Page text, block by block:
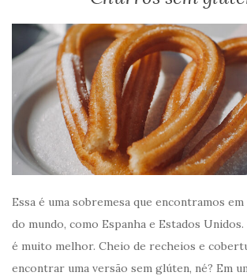
Essa é uma sobremesa que encontramos
do mundo, como Espanha e Estados Unidos.
é muito melhor. Cheio de recheios e
encontrar uma versão sem glúten, né? Em